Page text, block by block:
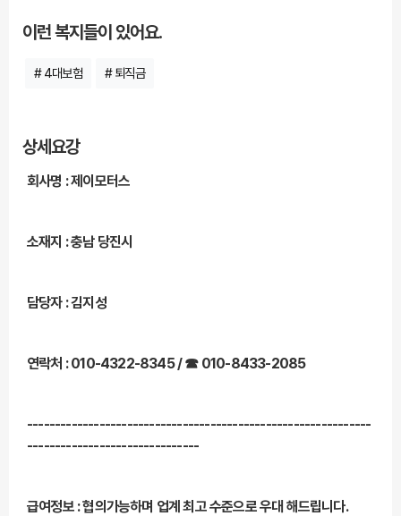
이런 복지들이 있어요.
# 4대보험 # 퇴직금
상세요강
회사명 : 제이모터스
소재지 : 충남 당진시
담당자 : 김지성
연락처 : 010-4322-8345 / ☎ 010-8433-2085
--------------------------------------------------------------
-------------------------------
급여정보 : 협의가능하며 업계 최고 수준으로 우대 해드립니다.